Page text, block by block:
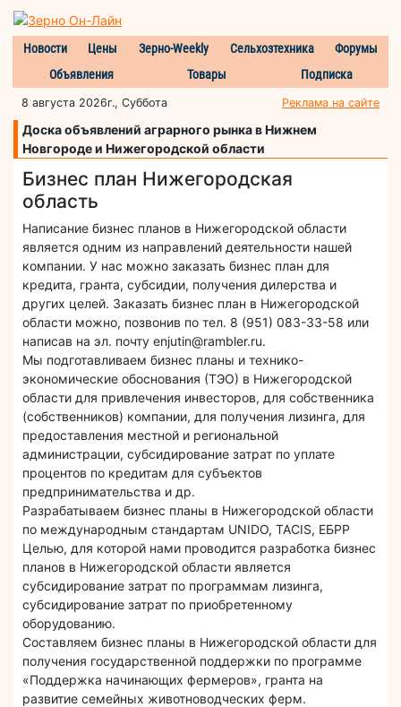
Новости Цены Зерно-Weekly Сельхозтехника
Форумы
Объявления
Товары Подписка
8 августа 2026г., Суббота Реклама на сайте
Доска объявлений аграрного рынка в Нижнем
Новгороде и Нижегородской области
Бизнес план Нижегородская
область
Написание бизнес планов в Нижегородской области
является одним из направлений деятельности нашей
компании. У нас можно заказать бизнес план для
кредита, гранта, субсидии, получения дилерства и
других целей. Заказать бизнес план в Нижегородской
области можно, позвонив по тел. 8 (951) 083-33-58 или
написав на эл. почту enjutin@rambler.ru.
Мы подготавливаем бизнес планы и технико-
экономические обоснования (ТЭО) в Нижегородской
области для привлечения инвесторов, для собственника
(собственников) компании, для получения лизинга, для
предоставления местной и региональной
администрации, субсидирование затрат по уплате
процентов по кредитам для субъектов
предпринимательства и др.
Разрабатываем бизнес планы в Нижегородской области
по международным стандартам UNIDO, TACIS, ЕБРР
Целью, для которой нами проводится разработка бизнес
планов в Нижегородской области является
субсидирование затрат по программам лизинга,
субсидирование затрат по приобретенному
оборудованию.
Составляем бизнес планы в Нижегородской области для
получения государственной поддержки по программе
«Поддержка начинающих фермеров», гранта на
развитие семейных животноводческих ферм.